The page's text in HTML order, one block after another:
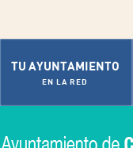
TU AYUNTAMIENTO
EN LA RED